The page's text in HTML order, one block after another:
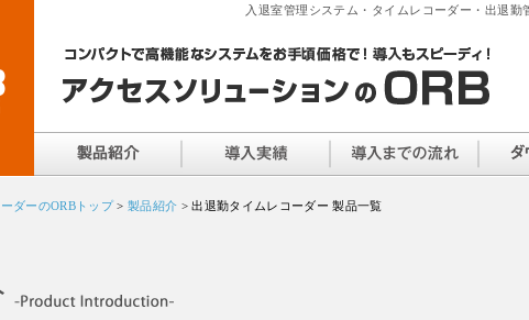
入退室管理システム・タイムレコーダー・出退
ダーのORBトップ> 製品紹介 > 出退勤タイムレコーダー 製品一覧